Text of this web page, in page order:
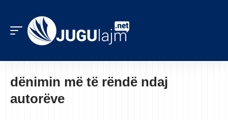
dënimin më të rëndë ndaj
autorëve